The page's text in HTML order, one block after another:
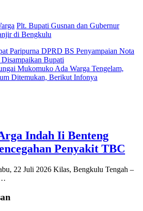
Plt. Bupati Gusnan dan Gubernur
di Bengkulu
Paripurna DPRD BS Penyampaian Nota
Bupati
Mukomuko Ada Warga Tengelam,
Ditemukan, Berikut Infonya
Indah Ii Benteng
Penyakit TBC
22 Juli 2026 Kilas, Bengkulu Tengah –
…